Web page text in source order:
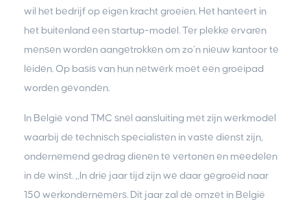
wil het bedrijf op eigen kracht groeien. Het hanteert in
het buitenland een startup-model. Ter plekke ervaren
mensen worden aangetrokken om zo’n nieuw kantoor te
leiden. Op basis van hun netwerk moet een groeipad
worden gevonden.
In België vond TMC snel aansluiting met zijn werkmodel
waarbij de technisch specialisten in vaste dienst zijn,
ondernemend gedrag dienen te vertonen en meedelen
in de winst. ,,In drie jaar tijd zijn we daar gegroeid naar
150 werkondernemers. Dit jaar zal de omzet in België